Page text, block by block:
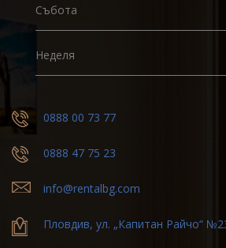
Събота
Неделя
0888 00 73 77
0888 47 75 23
info@rentalbg.com
Пловдив, ул. „Капитан Райчо“